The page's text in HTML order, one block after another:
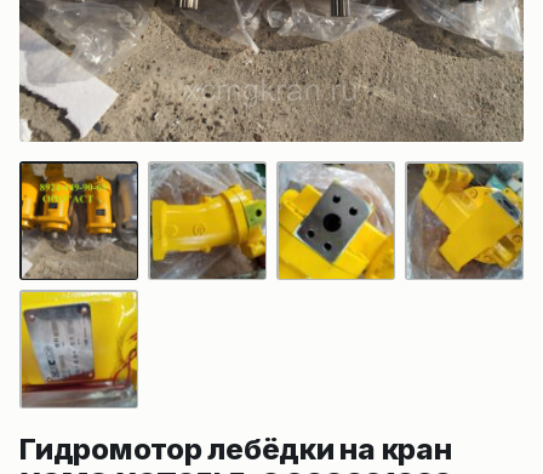
Гидромотор лебёдки на кран